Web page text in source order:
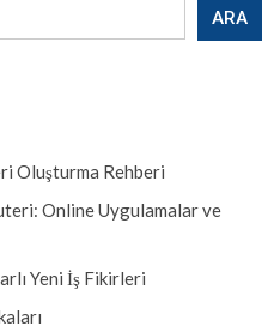
ARA
Oluşturma Rehberi
Online Uygulamalar ve
Yeni İş Fikirleri